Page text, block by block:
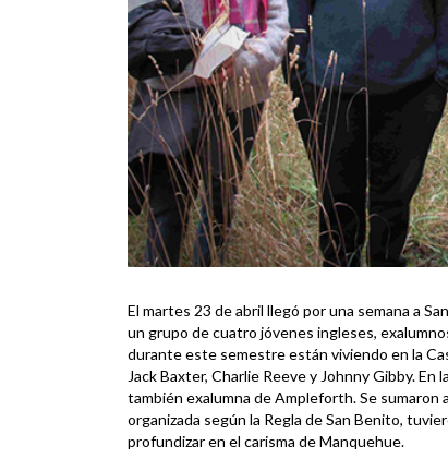
El martes 23 de abril llegó por una semana a
un grupo de cuatro jóvenes ingleses,
durante este semestre están viviendo en la
Jack Baxter, Charlie Reeve y Johnny Gibby. En
también exalumna de Ampleforth. Se sumaron
organizada según la Regla de San Benito,
profundizar en el carisma de Manquehue.